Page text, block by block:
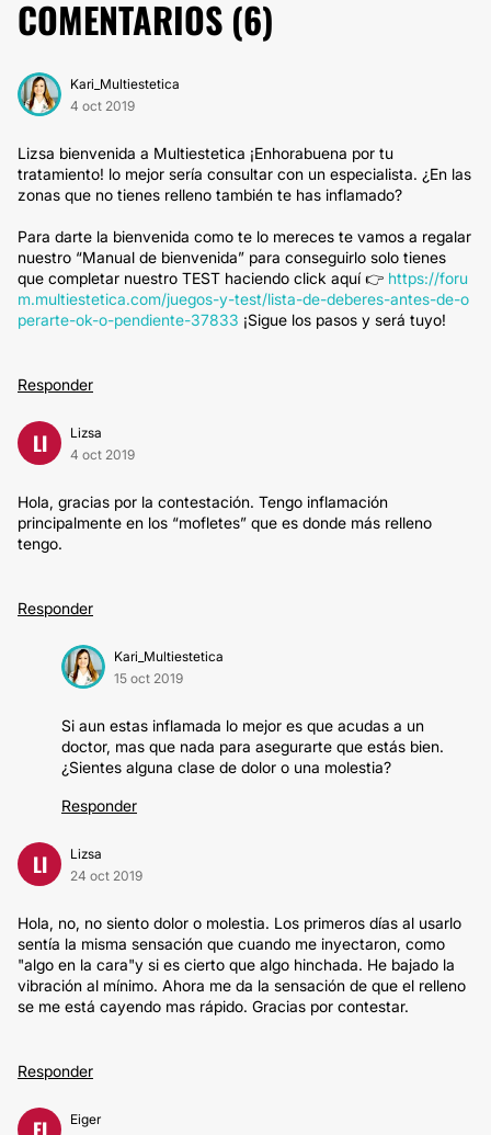
COMENTARIOS (6)
Kari_Multiestetica
4 oct 2019
Lizsa bienvenida a Multiestetica ¡Enhorabuena por tu
tratamiento! lo mejor sería consultar con un especialista. ¿En las
zonas que no tienes relleno también te has inflamado?
Para darte la bienvenida como te lo mereces te vamos a regalar
nuestro “Manual de bienvenida” para conseguirlo solo tienes
que completar nuestro TEST haciendo click aquí 👉 https://foru
m.multiestetica.com/juegos-y-test/lista-de-deberes-antes-de-o
perarte-ok-o-pendiente-37833 ¡Sigue los pasos y será tuyo!
Responder
LI
Lizsa
4 oct 2019
Hola, gracias por la contestación. Tengo inflamación
principalmente en los “mofletes” que es donde más relleno
tengo.
Responder
Kari_Multiestetica
15 oct 2019
Si aun estas inflamada lo mejor es que acudas a un
doctor, mas que nada para asegurarte que estás bien.
¿Sientes alguna clase de dolor o una molestia?
Responder
LI
Lizsa
24 oct 2019
Hola, no, no siento dolor o molestia. Los primeros días al usarlo
sentía la misma sensación que cuando me inyectaron, como
"algo en la cara"y si es cierto que algo hinchada. He bajado la
vibración al mínimo. Ahora me da la sensación de que el relleno
se me está cayendo mas rápido. Gracias por contestar.
Responder
EI
Eiger